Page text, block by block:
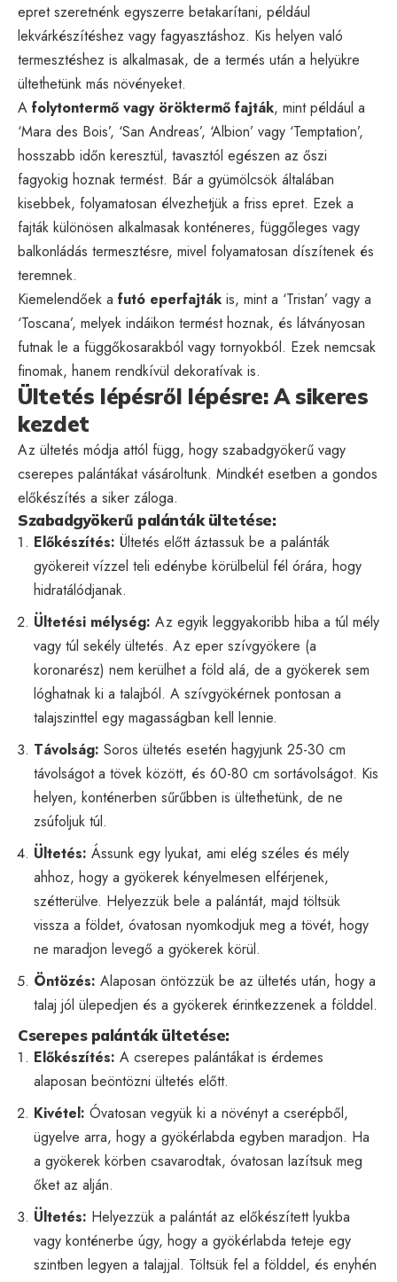
epret szeretnénk egyszerre betakarítani, például
lekvárkészítéshez vagy fagyasztáshoz. Kis helyen való
termesztéshez is alkalmasak, de a termés után a helyükre
ültethetünk más növényeket.
A folytontermő vagy öröktermő fajták, mint például a
‘Mara des Bois’, ‘San Andreas’, ‘Albion’ vagy ‘Temptation’,
hosszabb időn keresztül, tavasztól egészen az őszi
fagyokig hoznak termést. Bár a gyümölcsök általában
kisebbek, folyamatosan élvezhetjük a friss epret. Ezek a
fajták különösen alkalmasak konténeres, függőleges vagy
balkonládás termesztésre, mivel folyamatosan díszítenek és
teremnek.
Kiemelendőek a futó eperfajták is, mint a ‘Tristan’ vagy a
‘Toscana’, melyek indáikon termést hoznak, és látványosan
futnak le a függőkosarakból vagy tornyokból. Ezek nemcsak
finomak, hanem rendkívül dekoratívak is.
Ültetés lépésről lépésre: A sikeres
kezdet
Az ültetés módja attól függ, hogy szabadgyökerű vagy
cserepes palántákat vásároltunk. Mindkét esetben a gondos
előkészítés a siker záloga.
Szabadgyökerű palánták ültetése:
Előkészítés: Ültetés előtt áztassuk be a palánták
gyökereit vízzel teli edénybe körülbelül fél órára, hogy
hidratálódjanak.
Ültetési mélység: Az egyik leggyakoribb hiba a túl mély
vagy túl sekély ültetés. Az eper szívgyökere (a
koronarész) nem kerülhet a föld alá, de a gyökerek sem
lóghatnak ki a talajból. A szívgyökérnek pontosan a
talajszinttel egy magasságban kell lennie.
Távolság: Soros ültetés esetén hagyjunk 25-30 cm
távolságot a tövek között, és 60-80 cm sortávolságot. Kis
helyen, konténerben sűrűbben is ültethetünk, de ne
zsúfoljuk túl.
Ültetés: Ássunk egy lyukat, ami elég széles és mély
ahhoz, hogy a gyökerek kényelmesen elférjenek,
szétterülve. Helyezzük bele a palántát, majd töltsük
vissza a földet, óvatosan nyomkodjuk meg a tövét, hogy
ne maradjon levegő a gyökerek körül.
Öntözés: Alaposan öntözzük be az ültetés után, hogy a
talaj jól ülepedjen és a gyökerek érintkezzenek a földdel.
Cserepes palánták ültetése:
Előkészítés: A cserepes palántákat is érdemes
alaposan beöntözni ültetés előtt.
Kivétel: Óvatosan vegyük ki a növényt a cserépből,
ügyelve arra, hogy a gyökérlabda egyben maradjon. Ha
a gyökerek körben csavarodtak, óvatosan lazítsuk meg
őket az alján.
Ültetés: Helyezzük a palántát az előkészített lyukba
vagy konténerbe úgy, hogy a gyökérlabda teteje egy
szintben legyen a talajjal. Töltsük fel a földdel, és enyhén